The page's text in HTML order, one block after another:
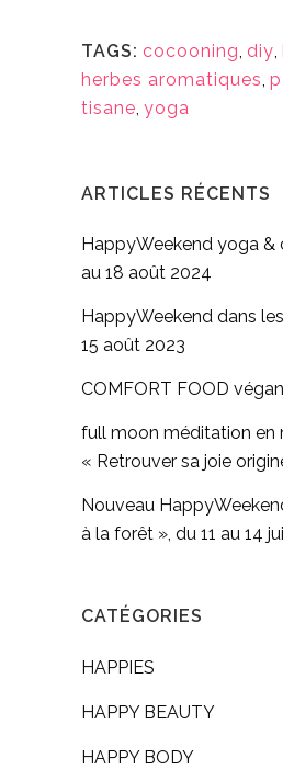
TAGS: cocooning, diy,
herbes aromatiques,
tisane, yoga
ARTICLES RÉCENTS
HappyWeekend yoga &
au 18 août 2024
HappyWeekend dans
15 août 2023
COMFORT FOOD
full moon méditation en
« Retrouver sa joie
Nouveau
à la forêt », du 11 au 14
CATÉGORIES
HAPPIES
HAPPY BEAUTY
HAPPY BODY